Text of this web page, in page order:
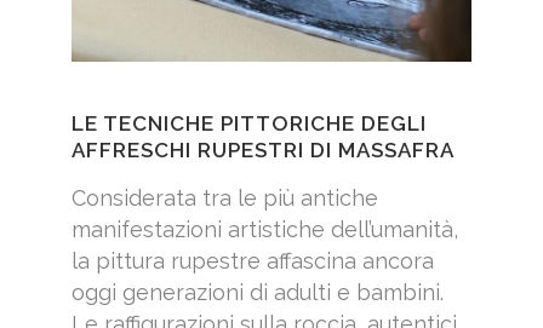
LE TECNICHE PITTORICHE DEGLI
AFFRESCHI RUPESTRI DI MASSAFRA
Considerata tra le più antiche
manifestazioni artistiche dell’umanità,
la pittura rupestre affascina ancora
oggi generazioni di adulti e bambini.